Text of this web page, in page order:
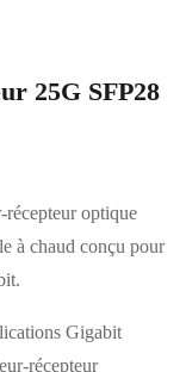
25G SFP28
récepteur optique
à chaud conçu pour
Gigabit
récepteur